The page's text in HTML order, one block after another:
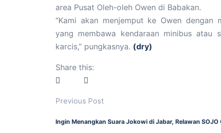
area Pusat Oleh-oleh Owen di Babakan.
“Kami akan menjemput ke Owen dengan
yang membawa kendaraan minibus
karcis,” pungkasnya. (dry)
Share this:
Previous Post
Ingin Menangkan Suara Jokowi di Jabar, Relawan SOJO